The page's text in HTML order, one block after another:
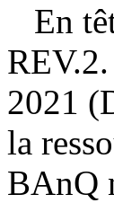
En
2021
la
BAnQ